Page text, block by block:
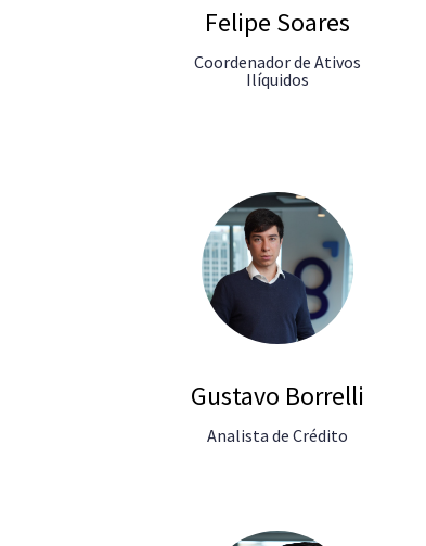
Felipe Soares
Coordenador de Ativos
Ilíquidos
Gustavo Borrelli
Analista de Crédito